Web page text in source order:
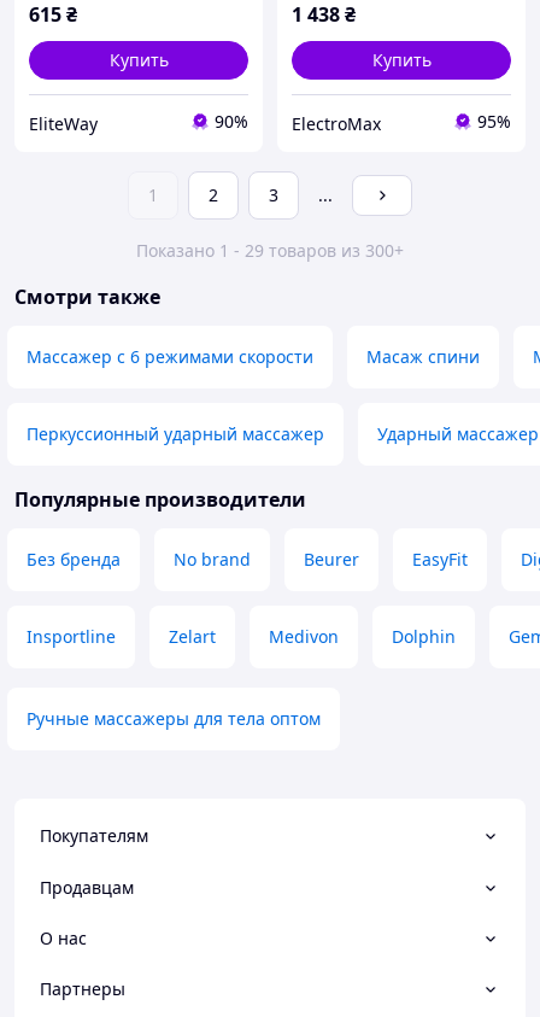
615₴
Купить
EliteWay 90%
1 438₴
Купить
ElectroMax 95%
1 2 3 ...
Показано 1 - 29 товаров из 300+
Смотри также
Массажер с 6 режимами скорости Масаж спини
Перкуссионный ударный массажер Ударный массажер
Популярные производители
Без бренда No brand Beurer EasyFit
Insportline Zelart Medivon Dolphin
Ручные массажеры для тела оптом
Покупателям
Продавцам
О нас
Партнеры